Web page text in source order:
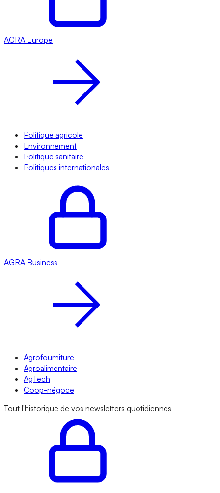
AGRA Europe
Politique agricole
Environnement
Politique sanitaire
Politiques internationales
AGRA Business
Agrofourniture
Agroalimentaire
AgTech
Coop-négoce
Tout l'historique de vos newsletters quotidiennes